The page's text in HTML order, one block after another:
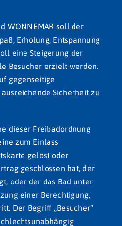
WONNEMAR soll der
Erholung, Entspannung
eine Steigerung der
Besucher erzielt werden.
gegenseitige
Sicherheit zu
dieser Freibadordnung
zum Einlass
gelöst oder
geschlossen hat, der
oder der das Bad unter
einer Berechtigung,
Der Begriff „Besucher“